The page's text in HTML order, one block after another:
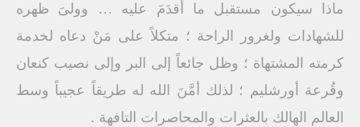
ماذا سيكون مستقبل ما أقدَمَ عليه … وولىَ ظهره
للشهادات ولغرور الراحة ؛ متكلاً على مَنْ دعاه لخدمة
كرمته المشتهاة ؛ وظل جائعاً إلى البر وإلى نصيب كنعان
وقُرعة أورشليم ؛ لذلك أمَّنَ الله له طريقاً عجيباً وسط
العالم الهالك بالعثرات والمحاصرات التافهة .